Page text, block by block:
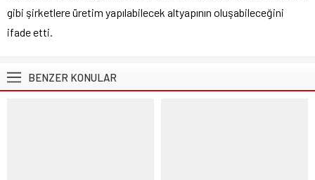
gibi şirketlere üretim yapılabilecek altyapının oluşabileceğini
ifade etti.
BENZER KONULAR